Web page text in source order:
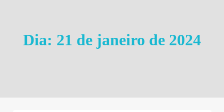
Dia: 21 de janeiro de 2024